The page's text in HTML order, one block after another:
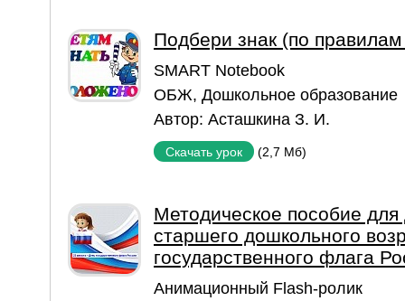
Подбери знак (по
SMART Notebook
ОБЖ, Дошкольное образование
Автор: Асташкина З. И.
Скачать урок (2,7 Мб)
Методическое пособие для
старшего дошкольного
государственного флага
Aнимационный Flash-ролик